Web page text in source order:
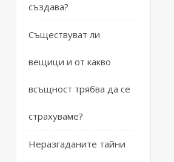
създава?
Съществуват ли
вещици и от какво
всъщност трябва да се
страхуваме?
Неразгаданите тайни